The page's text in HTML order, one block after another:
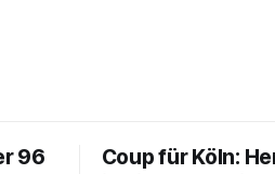
96
Coup für Köln: